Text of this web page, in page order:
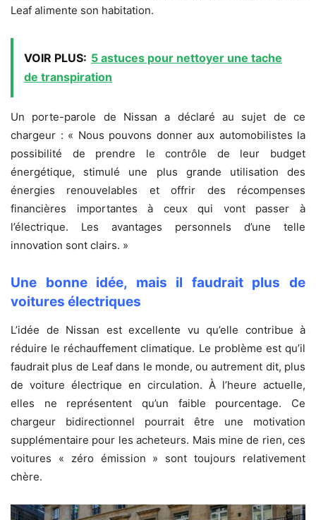
Leaf alimente son habitation.
VOIR PLUS: 5 astuces pour nettoyer une tache
de transpiration
Un porte-parole de Nissan a déclaré au sujet de ce
chargeur : « Nous pouvons donner aux automobilistes la
possibilité de prendre le contrôle de leur budget
énergétique, stimulé une plus grande utilisation des
énergies renouvelables et offrir des récompenses
financières importantes à ceux qui vont passer à
l’électrique. Les avantages personnels d’une telle
innovation sont clairs. »
Une bonne idée, mais il faudrait plus de
voitures électriques
L’idée de Nissan est excellente vu qu’elle contribue à
réduire le réchauffement climatique. Le problème est qu’il
faudrait plus de Leaf dans le monde, ou autrement dit, plus
de voiture électrique en circulation. À l’heure actuelle,
elles ne représentent qu’un faible pourcentage. Ce
chargeur bidirectionnel pourrait être une motivation
supplémentaire pour les acheteurs. Mais mine de rien, ces
voitures « zéro émission » sont toujours relativement
chère.